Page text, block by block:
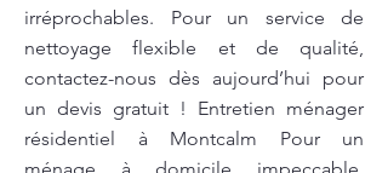
irréprochables. Pour un service de
nettoyage flexible et de qualité,
contactez-nous dès aujourd’hui pour
un devis gratuit ! Entretien ménager
résidentiel à Montcalm Pour un